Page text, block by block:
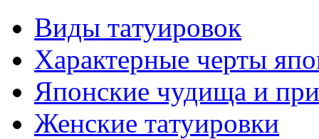
Виды тaтуировок
Характерные черты
Японские чудища и
Женские тaтуировки